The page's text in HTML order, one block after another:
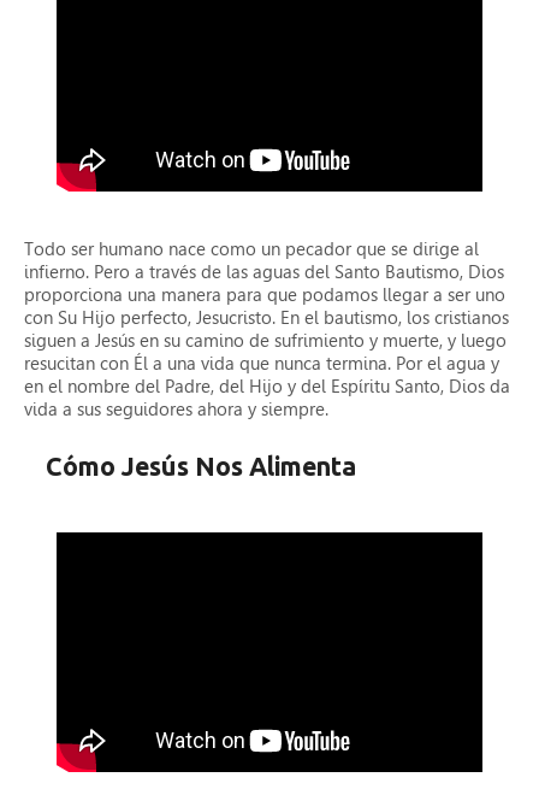
Todo ser humano nace como un pecador que se dirige al
infierno. Pero a través de las aguas del Santo Bautismo, Dios
proporciona una manera para que podamos llegar a ser uno
con Su Hijo perfecto, Jesucristo. En el bautismo, los cristianos
siguen a Jesús en su camino de sufrimiento y muerte, y luego
resucitan con Él a una vida que nunca termina. Por el agua y
en el nombre del Padre, del Hijo y del Espíritu Santo, Dios da
vida a sus seguidores ahora y siempre.
Cómo Jesús Nos Alimenta